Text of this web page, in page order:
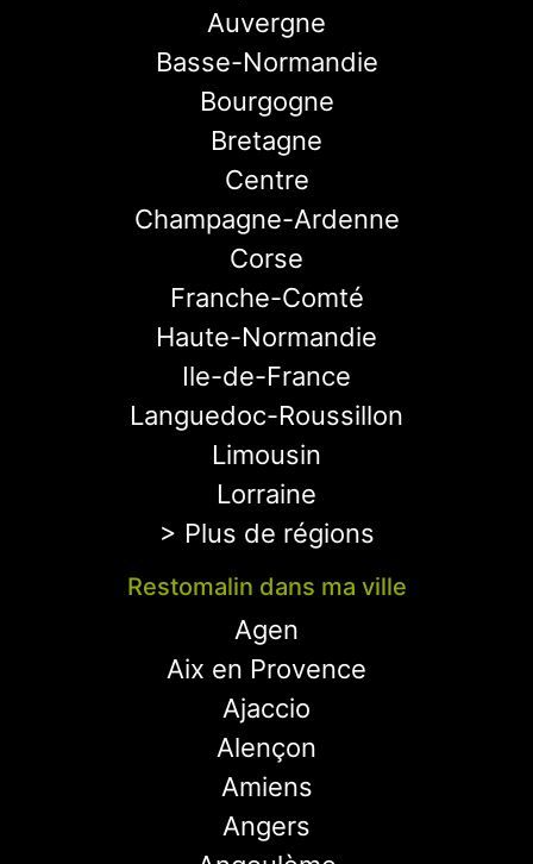
Auvergne
Basse-Normandie
Bourgogne
Bretagne
Centre
Champagne-Ardenne
Corse
Franche-Comté
Haute-Normandie
Ile-de-France
Languedoc-Roussillon
Limousin
Lorraine
> Plus de régions
Restomalin dans ma ville
Agen
Aix en Provence
Ajaccio
Alençon
Amiens
Angers